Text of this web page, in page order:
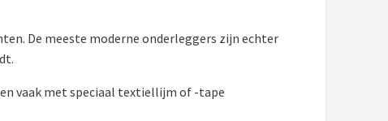
De meeste moderne onderleggers zijn echter
vaak met speciaal textiellijm of -tape